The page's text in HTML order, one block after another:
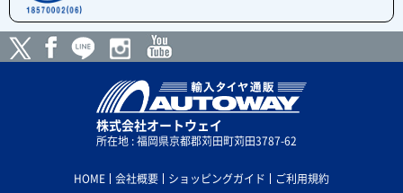
株式会社オートウェイ
所在地 : 福岡県京都郡苅田町苅田3787-62
HOME 会社概要 ショッピングガイド
ご利用規約